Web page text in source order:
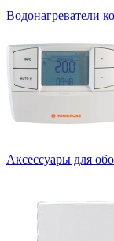
Водонагреватели
Аксессуары для